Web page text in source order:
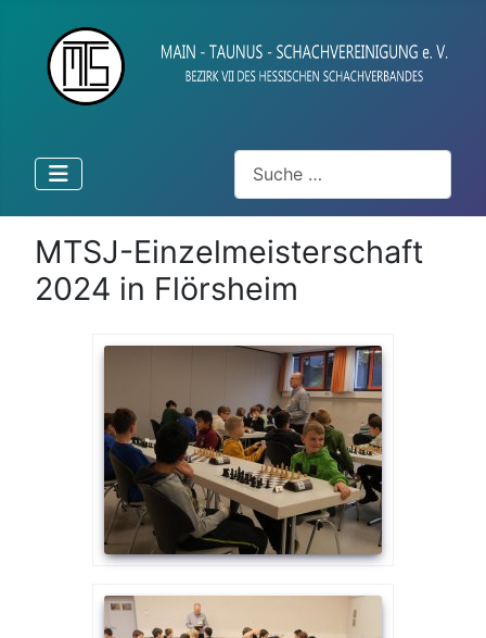
Suchen
MTSJ-Einzelmeisterschaft
2024 in Flörsheim